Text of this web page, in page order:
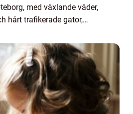
med växlande väder,
hårt trafikerade gator,